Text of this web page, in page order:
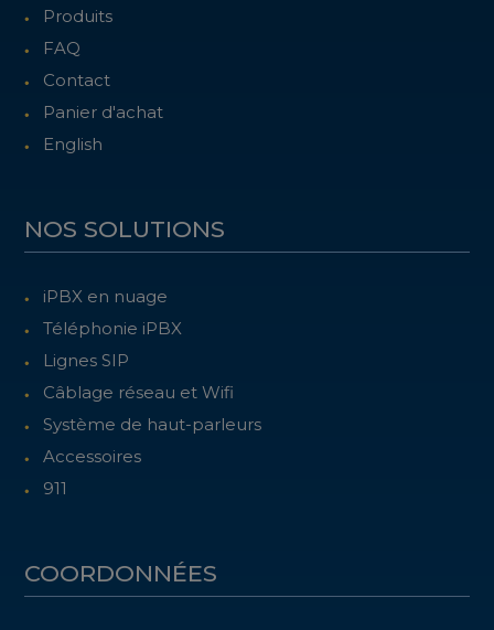
Produits
FAQ
Contact
Panier d'achat
English
NOS SOLUTIONS
iPBX en nuage
Téléphonie iPBX
Lignes SIP
Câblage réseau et Wifi
Système de haut-parleurs
Accessoires
911
COORDONNÉES